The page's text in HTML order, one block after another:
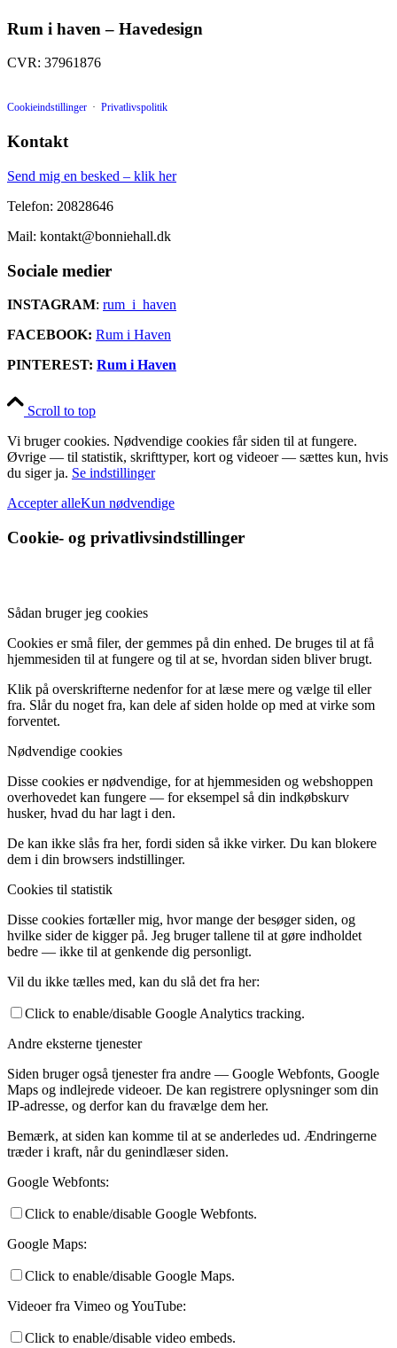
Rum i haven – Havedesign
CVR: 37961876
Cookieindstillinger · Privatlivspolitik
Kontakt
Send mig en besked – klik her
Telefon: 20828646
Mail: kontakt@bonniehall.dk
Sociale medier
INSTAGRAM: rum_i_haven
FACEBOOK: Rum i Haven
PINTEREST: Rum i Haven
Scroll to top
Vi bruger cookies. Nødvendige cookies får siden til at fungere.
Øvrige — til statistik, skrifttyper, kort og videoer — sættes kun, hvis
du siger ja. Se indstillinger
Accepter alleKun nødvendige
Cookie- og privatlivsindstillinger
Sådan bruger jeg cookies
Cookies er små filer, der gemmes på din enhed. De bruges til at få
hjemmesiden til at fungere og til at se, hvordan siden bliver brugt.
Klik på overskrifterne nedenfor for at læse mere og vælge til eller
fra. Slår du noget fra, kan dele af siden holde op med at virke som
forventet.
Nødvendige cookies
Disse cookies er nødvendige, for at hjemmesiden og webshoppen
overhovedet kan fungere — for eksempel så din indkøbskurv
husker, hvad du har lagt i den.
De kan ikke slås fra her, fordi siden så ikke virker. Du kan blokere
dem i din browsers indstillinger.
Cookies til statistik
Disse cookies fortæller mig, hvor mange der besøger siden, og
hvilke sider de kigger på. Jeg bruger tallene til at gøre indholdet
bedre — ikke til at genkende dig personligt.
Vil du ikke tælles med, kan du slå det fra her:
Click to enable/disable Google Analytics tracking.
Andre eksterne tjenester
Siden bruger også tjenester fra andre — Google Webfonts, Google
Maps og indlejrede videoer. De kan registrere oplysninger som din
IP-adresse, og derfor kan du fravælge dem her.
Bemærk, at siden kan komme til at se anderledes ud. Ændringerne
træder i kraft, når du genindlæser siden.
Google Webfonts:
Click to enable/disable Google Webfonts.
Google Maps:
Click to enable/disable Google Maps.
Videoer fra Vimeo og YouTube:
Click to enable/disable video embeds.